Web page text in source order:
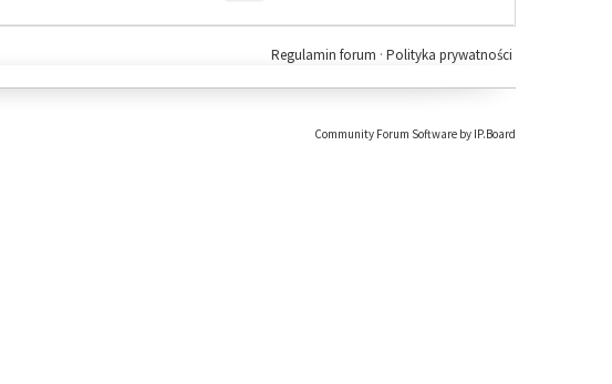
Polityka prywatności
Regulamin forum ·
Community Forum Software by IP.Board